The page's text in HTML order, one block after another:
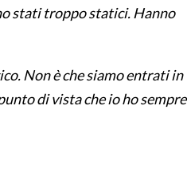
stati troppo statici. Hanno
Non è che siamo entrati in
di vista che io ho sempre